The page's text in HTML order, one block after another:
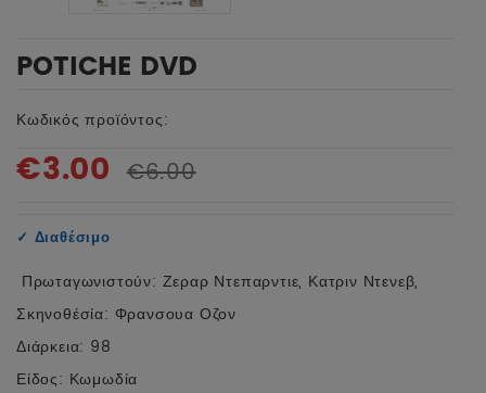
POTICHE DVD
Κωδικός προϊόντος:
€3.00 €6.00
✓ Διαθέσιμο
Πρωταγωνιστούν: Ζεραρ Ντεπαρντιε, Κατριν Ντενεβ,
Σκηνοθέσία: Φρανσουα Οζον
Διάρκεια: 98
Είδος: Κωμωδία